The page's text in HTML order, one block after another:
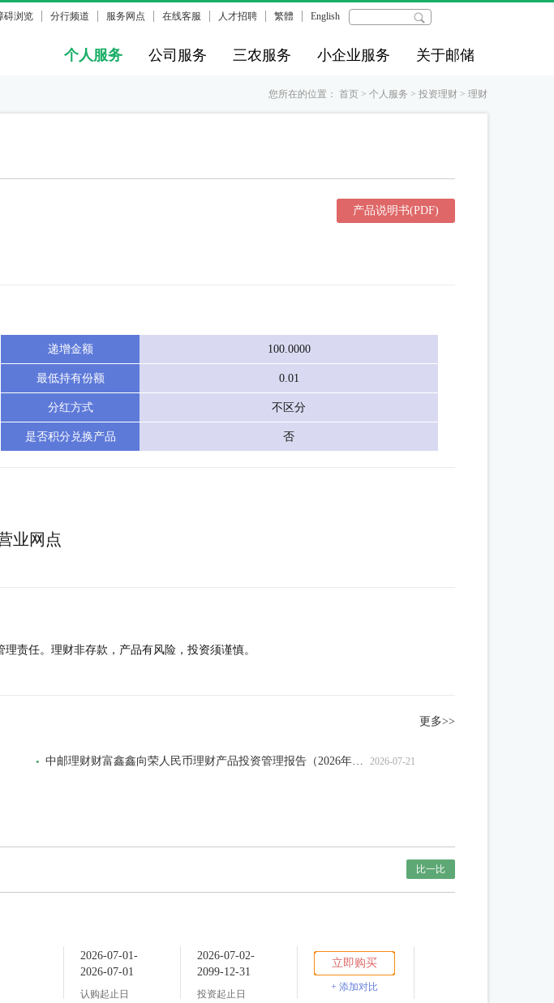
碍浏览 分行频道 服务网点 在线客服 人才招聘 繁體 English
个人服务 公司服务 三农服务 小企业服务 关于邮储
您所在的位置： 首页 > 个人服务 > 投资理财 > 理财
产品说明书(PDF)
递增金额 100.0000
最低持有份额 0.01
分红方式 不区分
是否积分兑换产品 否
业网点
责任。 理财非存款，产品有风险，投资须谨慎。
更多>>
中邮理财财富鑫鑫向荣人民币理财产品投资管理报告（2026年二季度暨半年度） 2026-07-21
比一比
2026-07-01-
2026-07-01
认购起止日
2026-07-02-
2099-12-31
投资起止日
立即购买
+ 添加对比